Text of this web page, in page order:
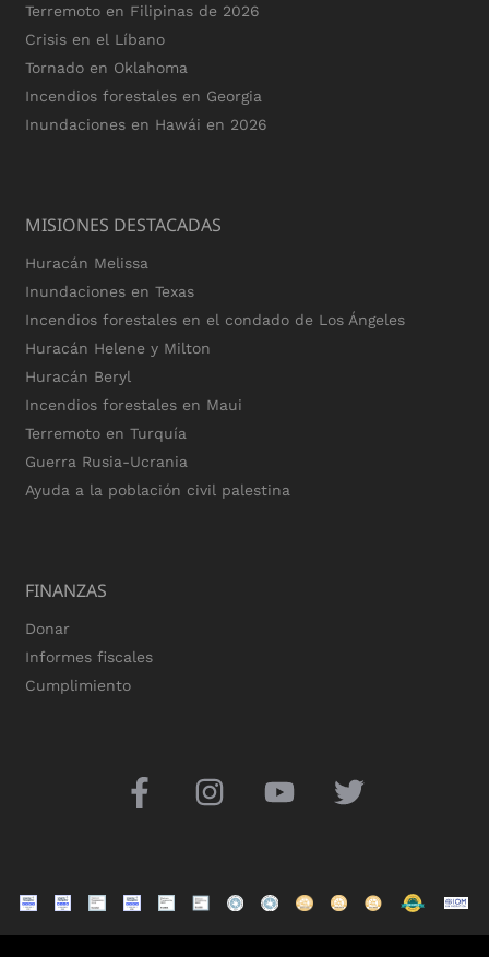
Terremoto en Filipinas de 2026
Crisis en el Líbano
Tornado en Oklahoma
Incendios forestales en Georgia
Inundaciones en Hawái en 2026
MISIONES DESTACADAS
Huracán Melissa
Inundaciones en Texas
Incendios forestales en el condado de Los Ángeles
Huracán Helene y Milton
Huracán Beryl
Incendios forestales en Maui
Terremoto en Turquía
Guerra Rusia-Ucrania
Ayuda a la población civil palestina
FINANZAS
Donar
Informes fiscales
Cumplimiento